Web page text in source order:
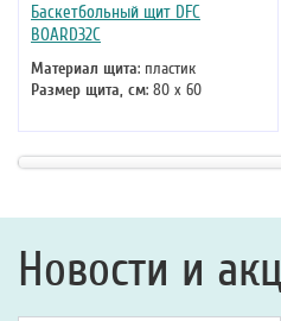
Баскетбольный щит DFC
BOARD32C
Материал щита: пластик
Размер щита, см: 80 х 60
Новости и